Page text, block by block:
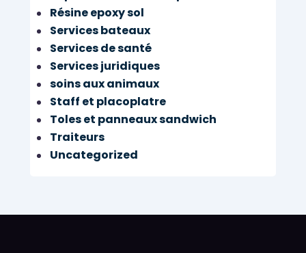
Résine epoxy sol
Services bateaux
Services de santé
Services juridiques
soins aux animaux
Staff et placoplatre
Toles et panneaux sandwich
Traiteurs
Uncategorized